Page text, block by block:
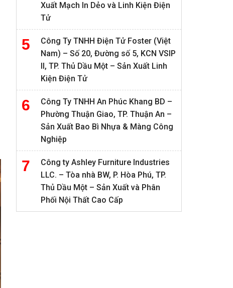
Xuất Mạch In Dẻo và Linh Kiện Điện
Tử
Công Ty TNHH Điện Tử Foster (Việt
Nam) – Số 20, Đường số 5, KCN VSIP
II, TP. Thủ Dầu Một – Sản Xuất Linh
Kiện Điện Tử
Công Ty TNHH An Phúc Khang BD –
Phường Thuận Giao, TP. Thuận An –
Sản Xuất Bao Bì Nhựa & Màng Công
Nghiệp
Công ty Ashley Furniture Industries
LLC. – Tòa nhà BW, P. Hòa Phú, TP.
Thủ Dầu Một – Sản Xuất và Phân
Phối Nội Thất Cao Cấp